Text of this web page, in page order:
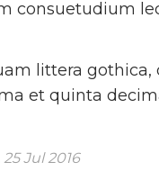
consuetudium
littera
et quinta
25 Jul 2016